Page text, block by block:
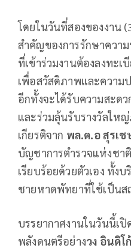
โดยในวันที่สองของงาน
สำคัญของการรักษาควา
ที่เข้าร่วมงานต้องลงทะ
เพื่อสวัสดิภาพและความ
อีกทั้งจะได้รับความสะดว
และร่วมลุ้นรับรางวัลให
เกียรติจาก พล.ต.อ สุรเ
บัญชาการตำรวจแห่งชา
เรียบร้อยด้วยตัวเอง ทั้ง
ชายหาดพัทยาที่ใช้เป็นส
บรรยากาศงานในวันนี้เ
พลังดนตรีอย่างวง อินดิโ